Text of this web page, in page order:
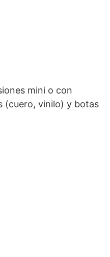
mini o con
(cuero, vinilo) y botas